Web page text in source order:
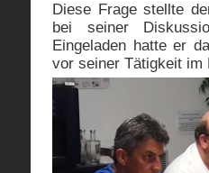
Diese Frage stellte
bei seiner
Eingeladen hatte er
vor seiner Tätigkeit im